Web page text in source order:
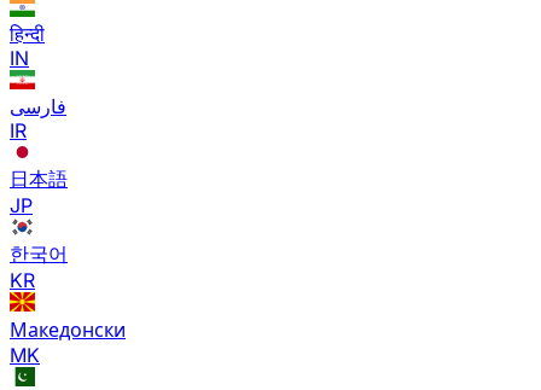
हिन्दी
IN
فارسی
IR
日本語
JP
한국어
KR
Македонски
MK